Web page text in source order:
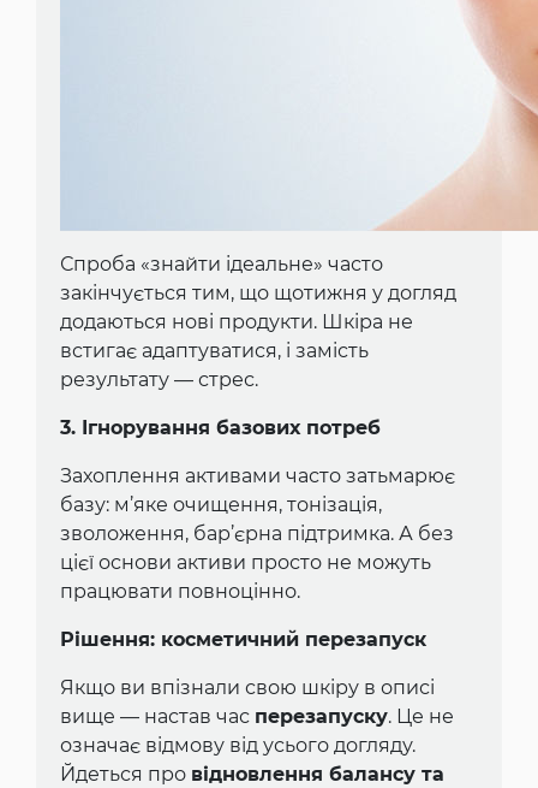
Спроба «знайти ідеальне» часто
закінчується тим, що щотижня у догляд
додаються нові продукти. Шкіра не
встигає адаптуватися, і замість
результату — стрес.
3. Ігнорування базових потреб
Захоплення активами часто затьмарює
базу: м’яке очищення, тонізація,
зволоження, бар’єрна підтримка. А без
цієї основи активи просто не можуть
працювати повноцінно.
Рішення: косметичний перезапуск
Якщо ви впізнали свою шкіру в описі
вище — настав час перезапуску. Це не
означає відмову від усього догляду.
Йдеться про відновлення балансу та